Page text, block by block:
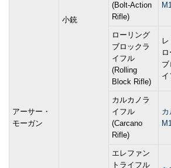
アーサー・
モーガン
小銃
(Bolt-Action
Rifle)
ローリング
ブロックラ
イフル
(Rolling
Block Rifle)
ブ
イ
カルカノラ
イフル
(Carcano
Rifle)
カ
エレファン
トライフル